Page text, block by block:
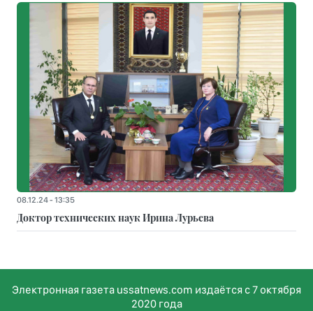
08.12.24 - 13:35
Доктор технических наук Ирина Лурьева
Электронная газета ussatnews.com издаётся с 7 октября
2020 года